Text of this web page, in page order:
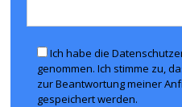
Ich habe die
genommen. Ich stimme zu,
zur Beantwortung meiner
gespeichert werden.